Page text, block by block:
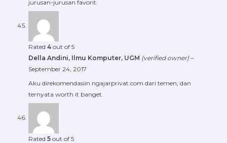
jurusan-jurusan favorit.
Rated 4 out of 5
Della Andini, Ilmu Komputer, UGM (verified owner) –
September 24, 2017
Aku direkomendasiin ngajarprivat.com dari temen, dan
ternyata worth it banget.
Rated 5 out of 5